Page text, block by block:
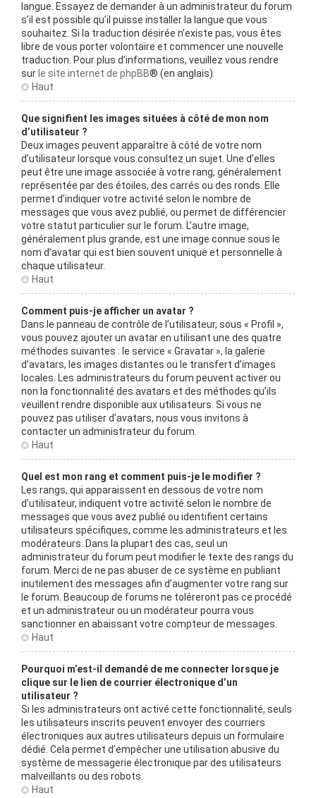
langue. Essayez de demander à un administrateur du forum
s’il est possible qu’il puisse installer la langue que vous
souhaitez. Si la traduction désirée n’existe pas, vous êtes
libre de vous porter volontaire et commencer une nouvelle
traduction. Pour plus d’informations, veuillez vous rendre
sur le site internet de phpBB® (en anglais).
Haut
Que signifient les images situées à côté de mon nom
d’utilisateur ?
Deux images peuvent apparaître à côté de votre nom
d’utilisateur lorsque vous consultez un sujet. Une d’elles
peut être une image associée à votre rang, généralement
représentée par des étoiles, des carrés ou des ronds. Elle
permet d’indiquer votre activité selon le nombre de
messages que vous avez publié, ou permet de différencier
votre statut particulier sur le forum. L’autre image,
généralement plus grande, est une image connue sous le
nom d’avatar qui est bien souvent unique et personnelle à
chaque utilisateur.
Haut
Comment puis-je afficher un avatar ?
Dans le panneau de contrôle de l’utilisateur, sous « Profil »,
vous pouvez ajouter un avatar en utilisant une des quatre
méthodes suivantes : le service « Gravatar », la galerie
d’avatars, les images distantes ou le transfert d’images
locales. Les administrateurs du forum peuvent activer ou
non la fonctionnalité des avatars et des méthodes qu’ils
veuillent rendre disponible aux utilisateurs. Si vous ne
pouvez pas utiliser d’avatars, nous vous invitons à
contacter un administrateur du forum.
Haut
Quel est mon rang et comment puis-je le modifier ?
Les rangs, qui apparaissent en dessous de votre nom
d’utilisateur, indiquent votre activité selon le nombre de
messages que vous avez publié ou identifient certains
utilisateurs spécifiques, comme les administrateurs et les
modérateurs. Dans la plupart des cas, seul un
administrateur du forum peut modifier le texte des rangs du
forum. Merci de ne pas abuser de ce système en publiant
inutilement des messages afin d’augmenter votre rang sur
le forum. Beaucoup de forums ne toléreront pas ce procédé
et un administrateur ou un modérateur pourra vous
sanctionner en abaissant votre compteur de messages.
Haut
Pourquoi m’est-il demandé de me connecter lorsque je
clique sur le lien de courrier électronique d’un
utilisateur ?
Si les administrateurs ont activé cette fonctionnalité, seuls
les utilisateurs inscrits peuvent envoyer des courriers
électroniques aux autres utilisateurs depuis un formulaire
dédié. Cela permet d’empêcher une utilisation abusive du
système de messagerie électronique par des utilisateurs
malveillants ou des robots.
Haut